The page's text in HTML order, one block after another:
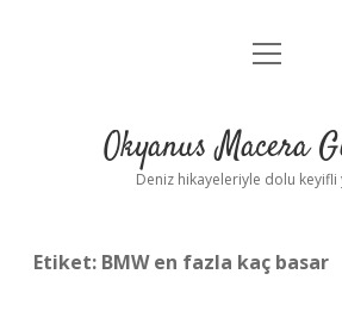
Anasayfa
Yasal Uyarı
menüyü
Okyanus Macera
Deniz hikayeleriyle dolu keyifli
Etiket: BMW en fazla kaç basar